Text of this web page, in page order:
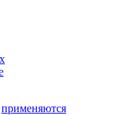
применяются